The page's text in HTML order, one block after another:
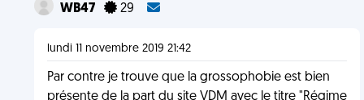
WB47 29
lundi 11 novembre 2019 21:42
Par contre je trouve que la grossophobie est bien
présente de la part du site VDM avec le titre "Régime